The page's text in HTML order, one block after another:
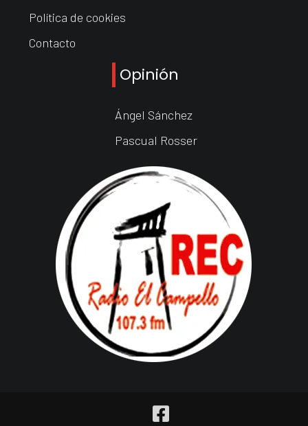
Política de cookies
Contacto
Opinión
Ángel Sánchez
Pascual Rosser